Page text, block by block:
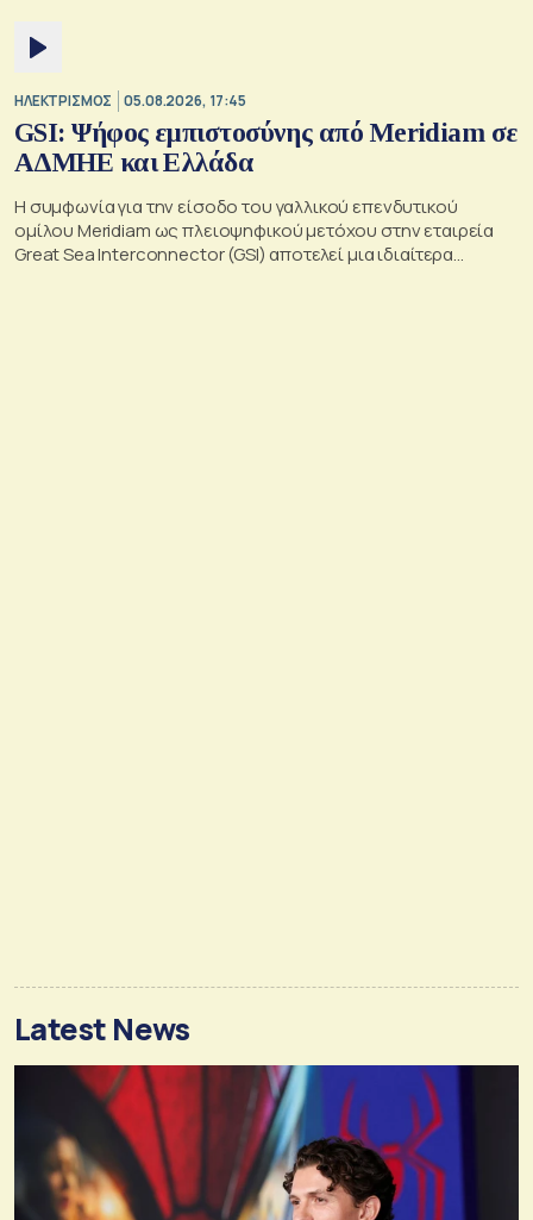
ΗΛΕΚΤΡΙΣΜΟΣ 05.08.2026, 17:45
GSI: Ψήφος εμπιστοσύνης από Meridiam σε
ΑΔΜΗΕ και Ελλάδα
Η συμφωνία για την είσοδο του γαλλικού επενδυτικού
ομίλου Meridiam ως πλειοψηφικού μετόχου στην εταιρεία
Great Sea Interconnector (GSI) αποτελεί μια ιδιαίτερα
Latest News